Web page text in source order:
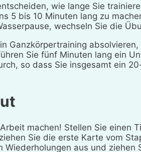
wie lange Sie
5 bis 10 Minuten lang zu
wechseln Sie die
Ganzkörpertraining
Sie fünf Minuten lang ein
so dass Sie insgesamt ein
machen! Stellen Sie einen
Sie die erste Karte vom
Wiederholungen aus und